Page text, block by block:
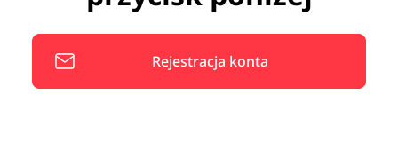
Rejestracja konta